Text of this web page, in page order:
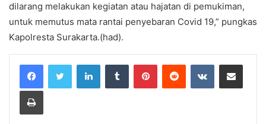
dilarang melakukan kegiatan atau hajatan di pemukiman,
untuk memutus mata rantai penyebaran Covid 19,” pungkas
Kapolresta Surakarta.(had).
LinkedInTumblr PinterestReddit VKontakteShare via Email
Print